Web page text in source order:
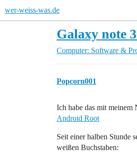
wer-weiss-was.de
Galaxy note
Computer: Software &
Popcorn001
Ich habe das mit meinem
Android Root
Seit einer halben Stunde
weißen Buchstaben: